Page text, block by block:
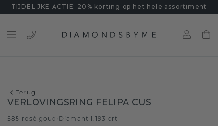
TIJDELIJKE ACTIE: 20% korting op het hele assortiment
Terug
VERLOVINGSRING FELIPA CUS
585 rosé goud Diamant 1.193 crt